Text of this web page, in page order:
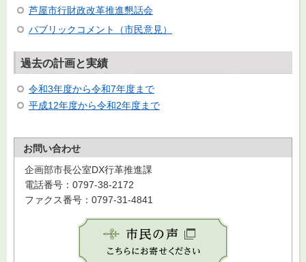
芦屋市行財政改革推進懇話会
パブリックコメント（市民意見）
過去の計画と実績
令和3年度から令和7年度まで
平成12年度から令和2年度まで
お問い合わせ
企画部市長公室DX行革推進課
電話番号：0797-38-2172
ファクス番号：0797-31-4841